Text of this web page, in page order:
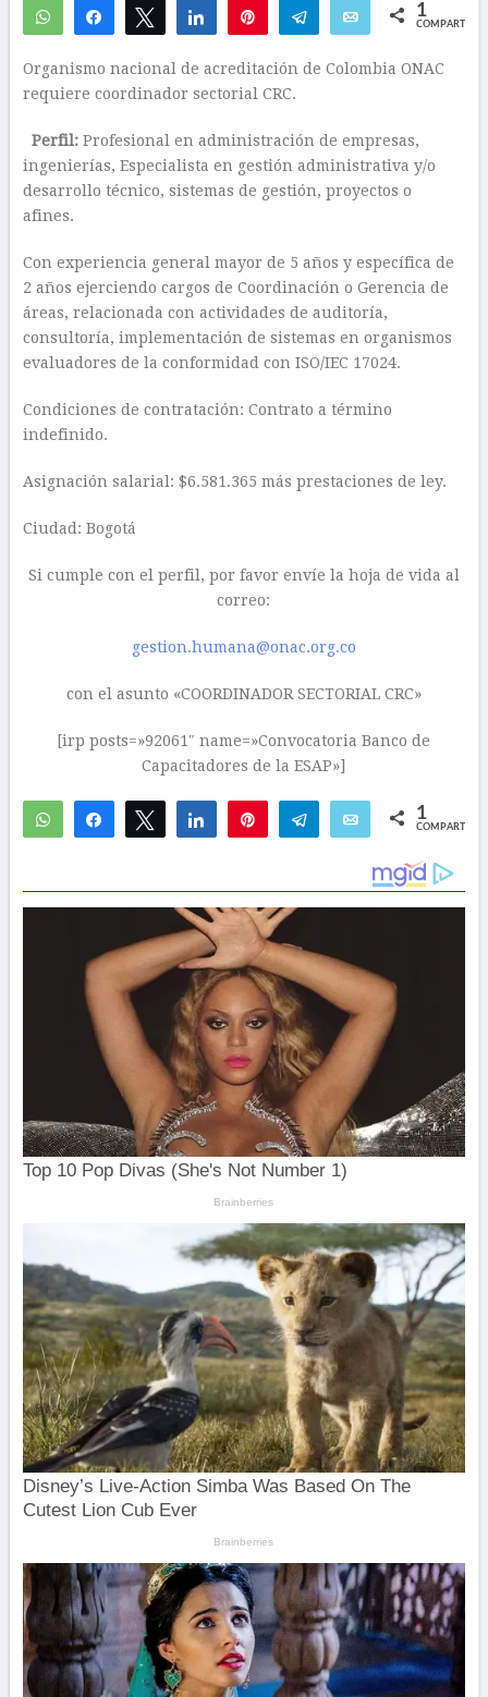
WhatsAppCompartirTwittear Compartir Telegram Email 1
COMPARTIR
Organismo nacional de acreditación de Colombia ONAC
requiere coordinador sectorial CRC.
Perfil:Profesional en administración de empresas,
ingenierías, Especialista en gestión administrativa y/o
desarrollo técnico, sistemas de gestión, proyectos o
afines.
Con experiencia general mayor de 5 años y específica de
2 años ejerciendo cargos de Coordinación o Gerencia de
áreas, relacionada con actividades de auditoría,
consultoría, implementación de sistemas en organismos
evaluadores de la conformidad con ISO/IEC 17024.
Condiciones de contratación: Contrato a término
indefinido.
Asignación salarial: $6.581.365 más prestaciones de ley.
Ciudad: Bogotá
Si cumple con el perfil, por favor envíe la hoja de vida al
correo:
gestion.humana@onac.org.co
con el asunto «COORDINADOR SECTORIAL CRC»
[irp posts=»92061″ name=»Convocatoria Banco de
Capacitadores de la ESAP»]
WhatsAppCompartirTwittear Compartir Telegram Email 1
COMPARTIR